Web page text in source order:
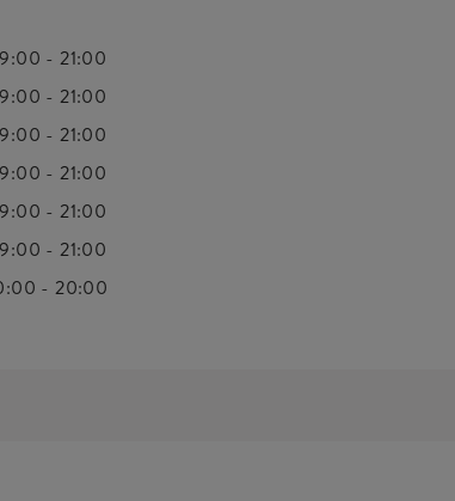
-21:00
-21:00
-21:00
-21:00
-21:00
-21:00
-20:00